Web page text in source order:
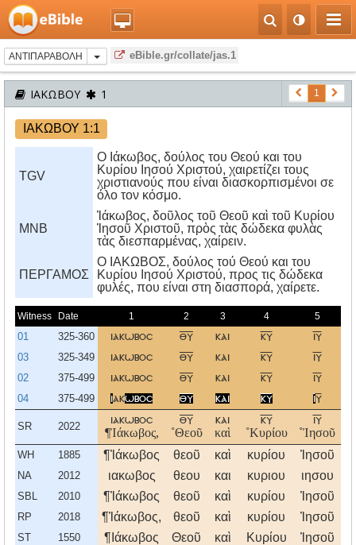
ΑΝΤΙΠΑΡΑΒΟΛΗ eBible.gr/collate/jas.1
ΙΑΚΩΒΟΥ 1 1
ΙΑΚΩΒΟΥ 1:1
TGV
Ο Ιάκωβος, δούλος του Θεού και του
Κυρίου Ιησού Χριστού, χαιρετίζει τους
χριστιανούς που είναι διασκορπισμένοι σε
όλο τον κόσμο.
MNB
Ἰάκωβος, δοῦλος τοῦ Θεοῦ καὶ τοῦ Κυρίου
Ἰησοῦ Χριστοῦ, πρὸς τὰς δώδεκα φυλὰς
τὰς διεσπαρμένας, χαίρειν.
ΠΕΡΓΑΜΟΣ
O IAKΩBOΣ, δούλος τού Θεού και του
Kυρίου Iησού Xριστού, προς τις δώδεκα
φυλές, που είναι στη διασπορά, χαίρετε.
Witness Date 1 2 3 4 5
01 325-360 ιακωβοσ θυ και κυ ιυ
03 325-349 ιακωβοσ θυ και κυ ιυ
02 375-499 ιακωβοσ θυ και κυ ιυ
04 375-499 ιακωβοσ θυ και κυ ιυ
SR 2022
ιακωβοσ
¶Ἰάκωβος,
θυ
˚Θεοῦ
και
καὶ
κυ
˚Κυρίου
ιυ
˚Ἰησοῦ
WH 1885 ¶Ἰάκωβος θεοῦ καὶ κυρίου Ἰησοῦ
NA 2012 ιακωβος θεου και κυριου ιησου
SBL 2010 ¶Ἰάκωβος θεοῦ καὶ κυρίου Ἰησοῦ
RP 2018 ¶Ἰάκωβος, θεοῦ καὶ κυρίου Ἰησοῦ
ST 1550 ¶Ιάκωβος Θεοῦ καὶ Κυρίου Ἰησοῦ